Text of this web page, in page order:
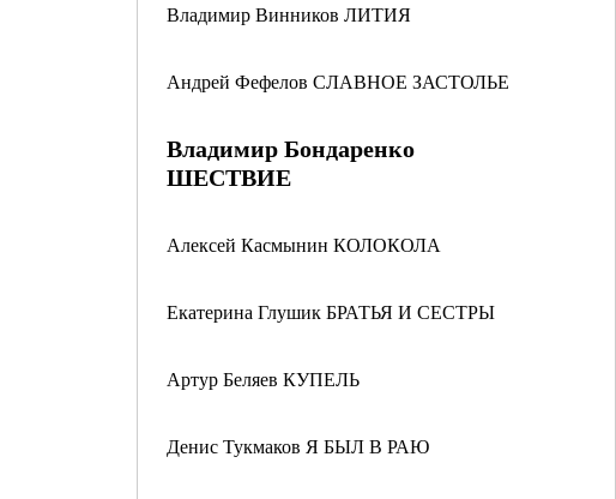
Владимир Винников ЛИТИЯ
Андрей Фефелов СЛАВНОЕ ЗАСТОЛЬЕ
Владимир Бондаренко
ШЕСТВИЕ
Алексей Касмынин КОЛОКОЛА
Екатерина Глушик БРАТЬЯ И СЕСТРЫ
Артур Беляев КУПЕЛЬ
Денис Тукмаков Я БЫЛ В РАЮ